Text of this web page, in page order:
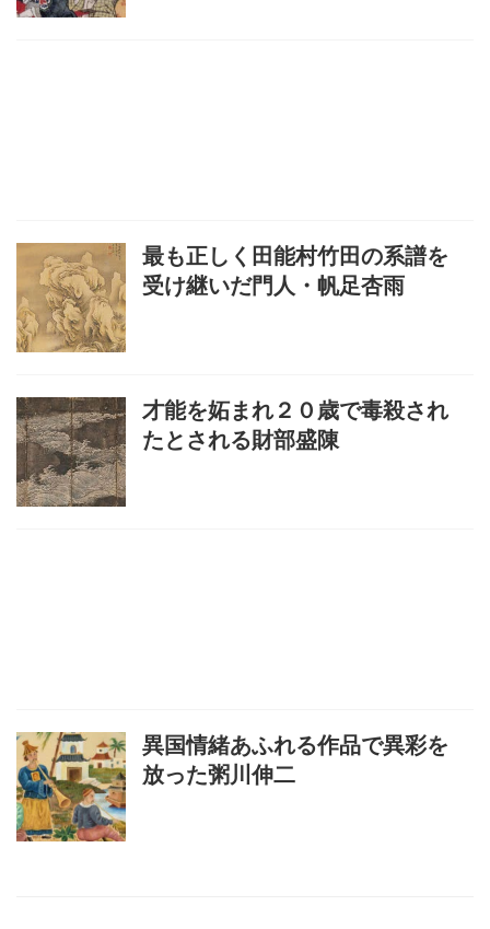
最も正しく田能村竹田の系譜を
受け継いだ門人・帆足杏雨
才能を妬まれ２０歳で毒殺され
たとされる財部盛陳
異国情緒あふれる作品で異彩を
放った粥川伸二